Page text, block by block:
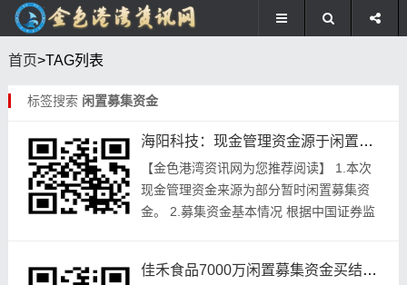
首页>TAG列表
标签搜索 闲置募集资金
海阳科技：现金管理资金源于闲置募集资金，投资合规有保障
【金色港湾资讯网为您推荐阅读】 1.本次
现金管理资金来源为部分暂时闲置募集资
金。 2.募集资金基本情况 根据中国证券监
册的批...
佳禾食品7000万闲置募集资金买结构性存款，收益有不确定性